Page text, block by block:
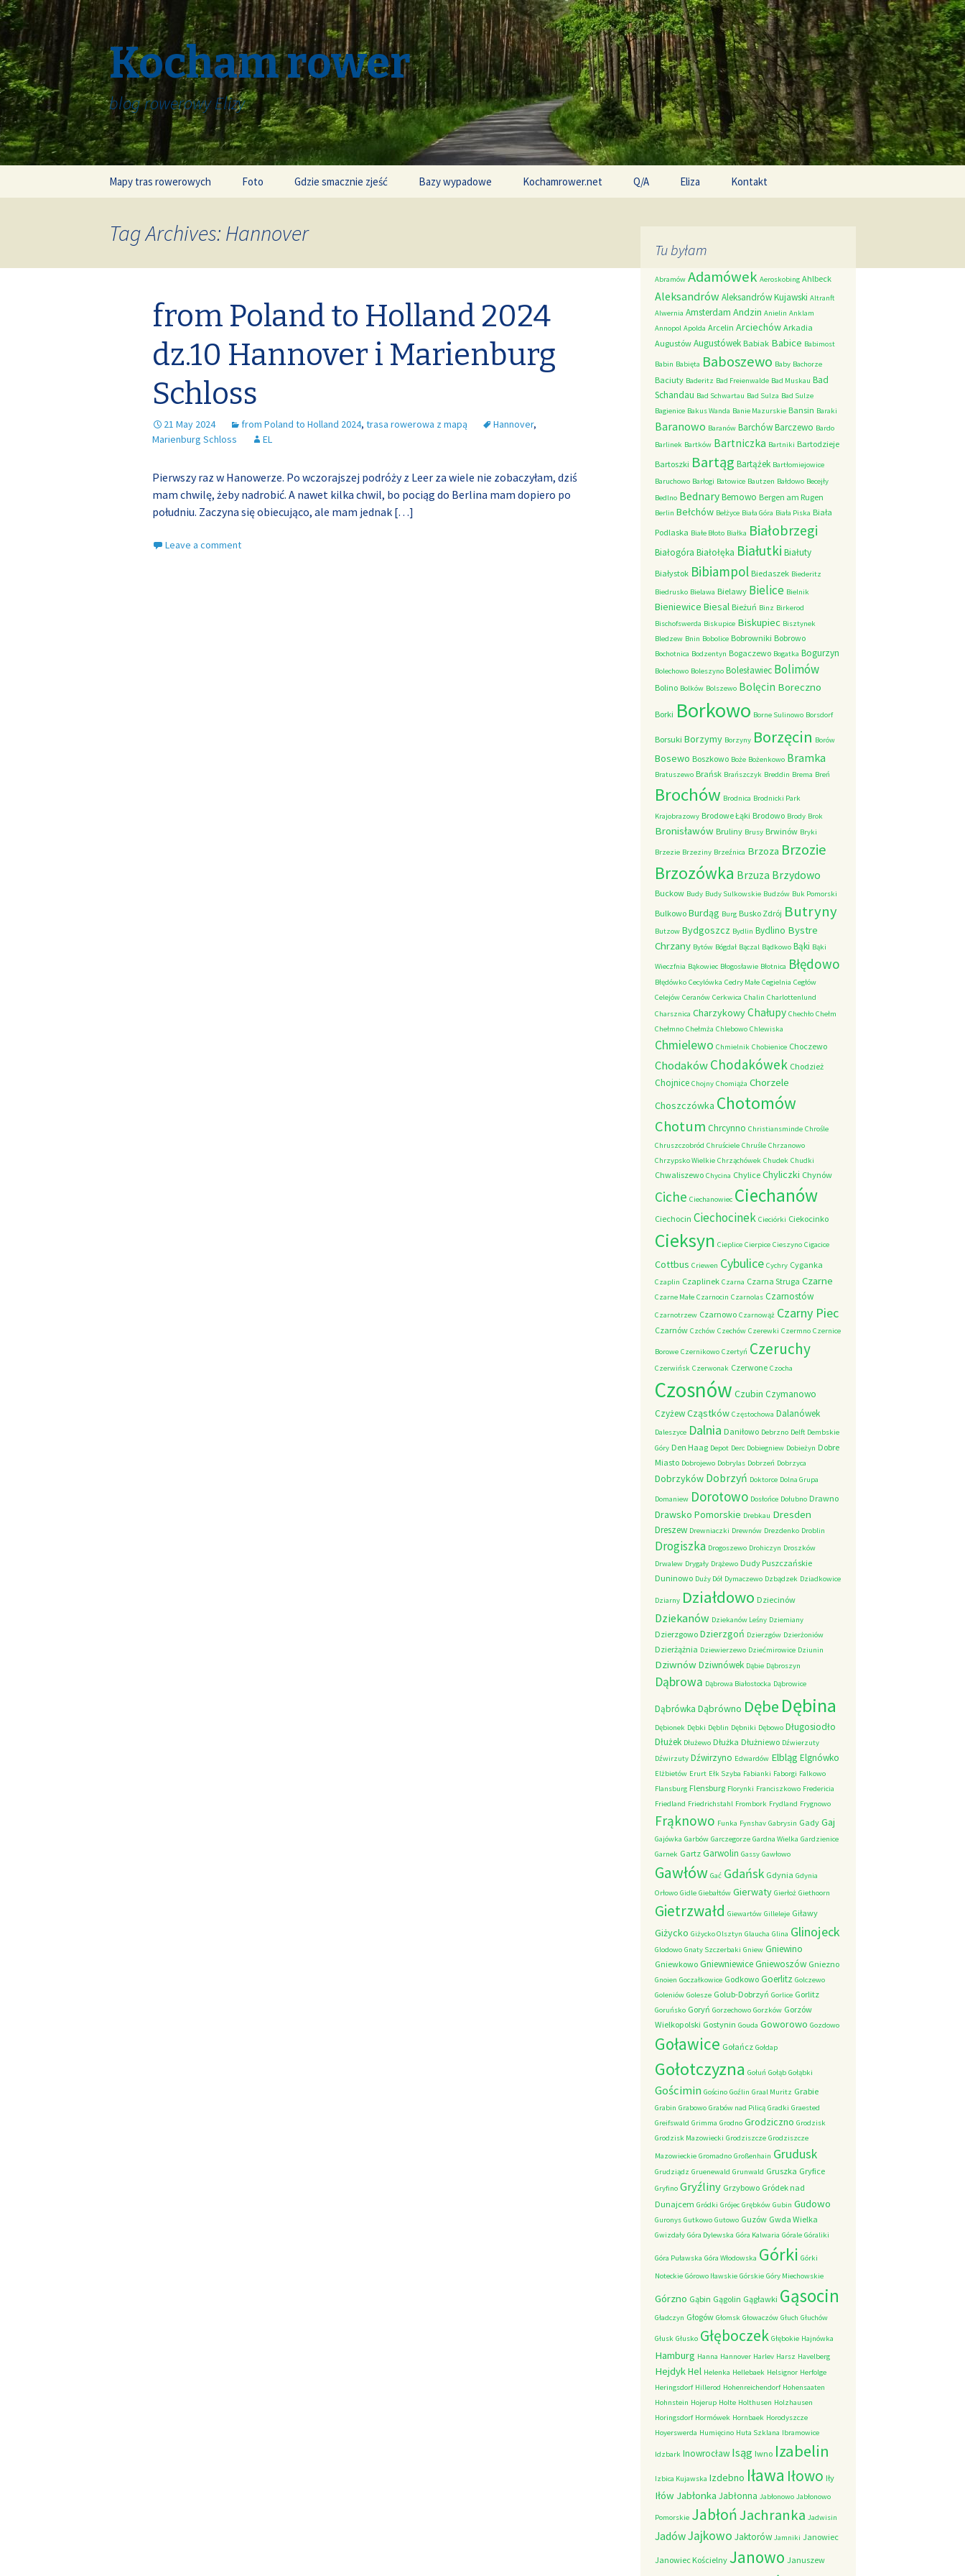
Kocham rower
blog rowerowy Elizy
Mapy tras rowerowych Foto Gdzie smacznie zjeść Bazy wypadowe Kochamrower.net Q/A Eliza Kontakt
Tag Archives: Hannover
from Poland to Holland 2024
dz.10 Hannover i Marienburg
Schloss
21 May 2024 from Poland to Holland 2024, trasa rowerowa z mapą Hannover,
Marienburg Schloss
EL
Pierwszy raz w Hanowerze. Po wczorajszej podróży z Leer za wiele nie zobaczyłam, dziś
mam chwilę, żeby nadrobić. A nawet kilka chwil, bo pociąg do Berlina mam dopiero po
południu. Zaczyna się obiecująco, ale mam jednak […]
Leave a comment
Tu byłam
Abramów Adamówek Aeroskobing Ahlbeck
AleksandrówAleksandrów Kujawski Altranft
Alwernia Amsterdam Andzin Anielin Anklam
Annopol Apolda Arcelin Arciechów Arkadia
Augustów Augustówek Babiak Babice Babimost
Babin Babięta Baboszewo Baby Bachorze
Baciuty Baderitz Bad Freienwalde Bad Muskau Bad
Schandau Bad Schwartau Bad Sulza Bad Sulze
Bagienice Bakus Wanda Banie Mazurskie Bansin Baraki
Baranowo Baranów BarchówBarczewo Bardo
Barlinek Bartków Bartniczka Bartniki Bartodzieje
Bartoszki Bartąg Bartążek Bartłomiejowice
Baruchowo Barłogi Batowice Bautzen Bałdowo Becejły
Bedlno BednaryBemowo Bergen am Rugen
Berlin Bełchów Bełżyce Biała Góra Biała Piska Biała
Podlaska Białe Błoto Białka Białobrzegi
Białogóra Białołęka Białutki Białuty
Białystok Bibiampol Biedaszek Biederitz
Biedrusko Bielawa Bielawy Bielice Bielnik
Bieniewice Biesal Bieżuń Binz Birkerod
Bischofswerda Biskupice Biskupiec Bisztynek
Bledzew Bnin Bobolice Bobrowniki Bobrowo
Bochotnica Bodzentyn Bogaczewo Bogatka Bogurzyn
Bolechowo Boleszyno Bolesławiec Bolimów
Bolino Bolków Bolszewo Bolęcin Boreczno
Borki Borkowo Borne Sulinowo Borsdorf
Borsuki Borzymy Borzyny Borzęcin Borów
Bosewo Boszkowo Boże Bożenkowo Bramka
Bratuszewo Brańsk Brańszczyk Breddin Brema Breń
Brochów Brodnica Brodnicki Park
Krajobrazowy Brodowe Łąki Brodowo Brody Brok
Bronisławów Bruliny Brusy Brwinów Bryki
Brzezie Brzeziny Brzeźnica Brzoza Brzozie
Brzozówka Brzuza Brzydowo
Buckow Budy Budy Sulkowskie Budzów Buk Pomorski
Bulkowo Burdąg Burg Busko Zdrój Butryny
Butzow Bydgoszcz Bydlin Bydlino Bystre
Chrzany Bytów Bógdał Bączal Bądkowo Bąki Bąki
Wieczfnia Bąkowiec Błogosławie Błotnica Błędowo
Błędówko Cecylówka Cedry Małe Cegielnia Cegłów
Celejów Ceranów Cerkwica Chalin Charlottenlund
Charsznica CharzykowyChałupy Chechło Chełm
Chełmno Chełmża Chlebowo Chlewiska
Chmielewo Chmielnik Chobienice Choczewo
ChodakówChodakówek Chodzież
Chojnice Chojny Chomiąża Chorzele
Choszczówka Chotomów
Chotum Chrcynno Christiansminde Chrośle
Chruszczobród Chruściele Chruśle Chrzanowo
Chrzypsko Wielkie Chrząchówek Chudek Chudki
Chwaliszewo Chycina Chylice Chyliczki Chynów
Ciche Ciechanowiec Ciechanów
Ciechocin Ciechocinek Cieciórki Ciekocinko
Cieksyn Cieplice Cierpice Cieszyno Cigacice
Cottbus Criewen Cybulice Cychry Cyganka
Czaplin Czaplinek Czarna Czarna Struga Czarne
Czarne Małe Czarnocin Czarnolas Czarnostów
Czarnotrzew Czarnowo Czarnowąż Czarny Piec
Czarnów Czchów Czechów Czerewki Czermno Czernice
Borowe Czernikowo Czertyń Czeruchy
Czerwińsk Czerwonak Czerwone Czocha
Czosnów Czubin Czymanowo
CzyżewCząstków Częstochowa Dalanówek
Daleszyce Dalnia Daniłowo Debrzno Delft Dembskie
Góry Den Haag Depot Derc Dobiegniew Dobieżyn Dobre
Miasto Dobrojewo Dobrylas Dobrzeń Dobrzyca
Dobrzyków Dobrzyń Doktorce Dolna Grupa
Domaniew Dorotowo Dosłońce Dołubno Drawno
Drawsko Pomorskie Drebkau Dresden
Dreszew Drewniaczki Drewnów Drezdenko Droblin
Drogiszka Drogoszewo Drohiczyn Droszków
Drwalew Drygały Drążewo Dudy Puszczańskie
Duninowo Duży Dół Dymaczewo Dzbądzek Dziadkowice
Dziarny Działdowo Dziecinów
Dziekanów Dziekanów Leśny Dziemiany
Dzierzgowo Dzierzgoń Dzierzgów Dzierżoniów
Dzierżążnia Dziewierzewo Dziećmirowice Dziunin
DziwnówDziwnówek Dąbie Dąbroszyn
Dąbrowa Dąbrowa Białostocka Dąbrowice
Dąbrówka Dąbrówno Dębe Dębina
Dębionek Dębki Dęblin Dębniki Dębowo Długosiodło
Dłużek Dłużewo Dłużka Dłużniewo Dźwierzuty
Dźwirzuty Dźwirzyno Edwardów Elbląg Elgnówko
Elżbietów Erurt Ełk Szyba Fabianki Faborgi Falkowo
Flansburg Flensburg Florynki Franciszkowo Fredericia
Friedland Friedrichstahl Frombork Frydland Frygnowo
Frąknowo Funka Fynshav Gabrysin Gady Gaj
Gajówka Garbów Garczegorze Gardna Wielka Gardzienice
Garnek Gartz Garwolin Gassy Gawłowo
Gawłów Gać Gdańsk Gdynia Gdynia
Orłowo Gidle Giebałtów Gierwaty Gierłoż Giethoorn
Gietrzwałd Giewartów Gilleleje Giławy
Giżycko Giżycko Olsztyn Glaucha Glina Glinojeck
Glodowo Gnaty Szczerbaki Gniew Gniewino
Gniewkowo GniewniewiceGniewoszów Gniezno
Gnoien Goczałkowice Godkowo Goerlitz Golczewo
Goleniów Golesze Golub-Dobrzyń Gorlice Gorlitz
Goruńsko Goryń Gorzechowo Gorzków Gorzów
Wielkopolski Gostynin Gouda Goworowo Gozdowo
Goławice Gołańcz Gołdap
Gołotczyzna Gołuń Gołąb Gołąbki
Gościmin Gościno Goźlin Graal Muritz Grabie
Grabin Grabowo Grabów nad Pilicą Gradki Graested
Greifswald Grimma Grodno Grodziczno Grodzisk
Grodzisk Mazowiecki Grodziszcze Grodziszcze
Mazowieckie Gromadno Großenhain Grudusk
Grudziądz Gruenewald Grunwald Gruszka Gryfice
Gryfino Gryźliny Grzybowo Gródek nad
Dunajcem Gródki Grójec Grębków Gubin Gudowo
Guronys Gutkowo Gutowo Guzów Gwda Wielka
Gwizdały Góra Dylewska Góra Kalwaria Górale Góraliki
Góra Puławska Góra Włodowska Górki Górki
Noteckie Górowo Iławskie Górskie Góry Miechowskie
Górzno Gąbin Gągolin Gągławki Gąsocin
Gładczyn Głogów Głomsk Głowaczów Głuch Głuchów
Głusk Głusko Głęboczek Głębokie Hajnówka
Hamburg Hanna Hannover Harlev Harsz Havelberg
HejdykHel Helenka Hellebaek Helsignor Herfolge
Heringsdorf Hillerod Hohenreichendorf Hohensaaten
Hohnstein Hojerup Holte Holthusen Holzhausen
Horingsdorf Hormówek Hornbaek Horodyszcze
Hoyerswerda Humięcino Huta Szklana Ibramowice
Idzbark Inowrocław Isąg Iwno Izabelin
Izbica Kujawska Izdebno Iława Iłowo Iły
Iłów Jabłonka Jabłonna Jabłonowo Jabłonowo
Pomorskie JabłońJachranka Jadwisin
JadówJajkowo Jaktorów Jamniki Janowiec
Janowiec Kościelny Janowo Januszew